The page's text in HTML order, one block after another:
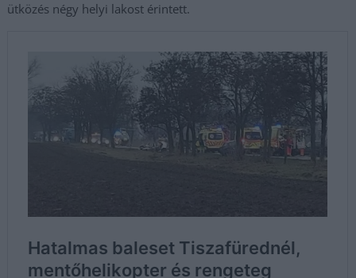
ütközés négy helyi lakost érintett.